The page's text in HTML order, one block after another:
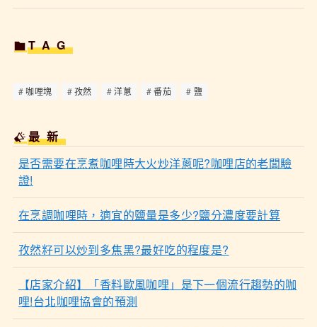
TAG
咖哩塊 孜然 洋蔥 番茄 鹽
最新
是否需要在烹煮咖哩時大火炒洋蔥呢?咖哩店的老闆驗
證!
在烹調咖哩時，適宜的鹽量是多少?鹽分濃度要計算
孜然籽可以炒到多焦黑?最好吃的程度是?
【店家介紹】「香料歐風咖哩」是下一個流行趨勢的咖
哩!台北咖哩協會的預測